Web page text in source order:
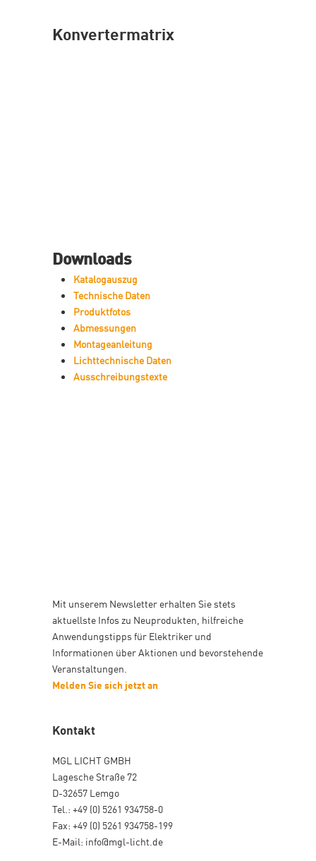
Konvertermatrix
Downloads
Katalogauszug
Technische Daten
Produktfotos
Abmessungen
Montageanleitung
Lichttechnische Daten
Ausschreibungstexte
Mit unserem Newsletter erhalten Sie stets
aktuellste Infos zu Neuprodukten, hilfreiche
Anwendungstipps für Elektriker und
Informationen über Aktionen und bevorstehende
Veranstaltungen.
Melden Sie sich jetzt an
Kontakt
MGL LICHT GMBH
Lagesche Straße 72
D-32657 Lemgo
Tel.: +49 (0) 5261 934758-0
Fax: +49 (0) 5261 934758-199
E-Mail: info@mgl-licht.de